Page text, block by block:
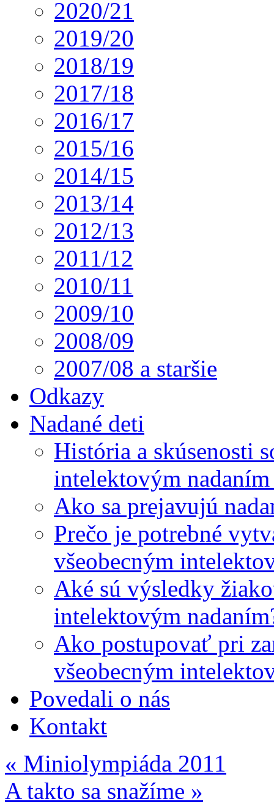
2020/21
2019/20
2018/19
2017/18
2016/17
2015/16
2014/15
2013/14
2012/13
2011/12
2010/11
2009/10
2008/09
2007/08 a staršie
Odkazy
Nadané deti
História a skúsenosti
intelektovým
Ako sa prejavujú
Prečo je potrebné
všeobecným
Aké sú výsledky
intelektovým
Ako postupovať pri
všeobecným
Povedali o nás
Kontakt
« Miniolympiáda 2011
A takto sa snažíme »